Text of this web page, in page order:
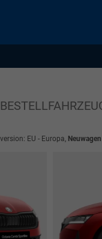
EU - Europa, Neuwagen